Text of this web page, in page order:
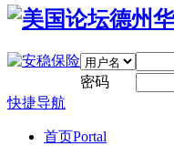
密码
快捷导航
首页Portal